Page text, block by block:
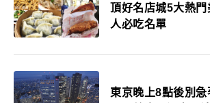
頂好名店城5大熱
人必吃名單
東京晚上8點後別